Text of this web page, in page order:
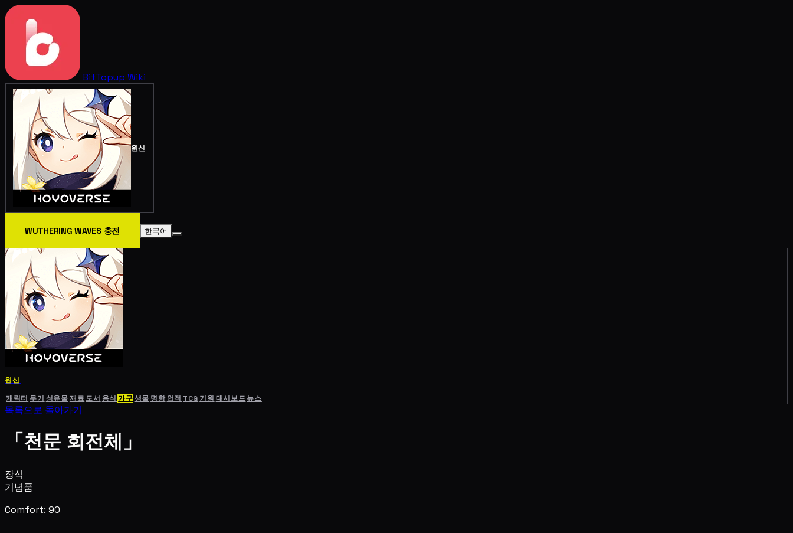
BitTopup Wiki
원신
WUTHERING WAVES 충전 한국어
원신
캐릭터 무기 성유물재료도서 음식 가구생물 명함 업적 TCG기원 대시보드뉴스
목록으로 돌아가기
「천문 회전체」
장식
기념품
Comfort: 90